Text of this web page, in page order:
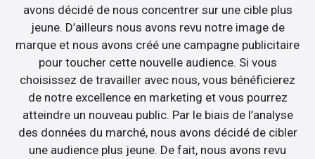
avons décidé de nous concentrer sur une cible plus
jeune. D’ailleurs nous avons revu notre image de
marque et nous avons créé une campagne publicitaire
pour toucher cette nouvelle audience. Si vous
choisissez de travailler avec nous, vous bénéficierez
de notre excellence en marketing et vous pourrez
atteindre un nouveau public. Par le biais de l’analyse
des données du marché, nous avons décidé de cibler
une audience plus jeune. De fait, nous avons revu